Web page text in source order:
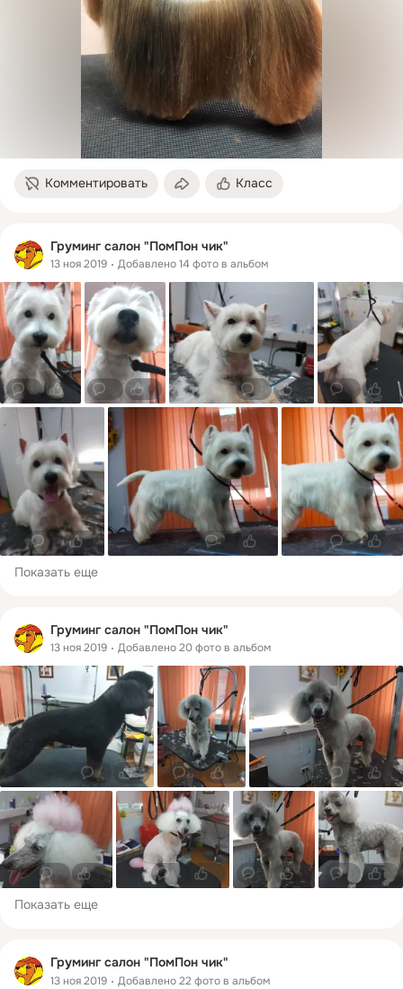
Комментировать Класс
Груминг салон "ПомПон чик"
13 ноя 2019 Добавлено 14 фото в альбом
0 1 0 0
0 0 0 0
Показать еще
Груминг салон "ПомПон чик"
13 ноя 2019 Добавлено 20 фото в альбом
0 0 0 0
0 0 0 0 0 0 0
Показать еще
Груминг салон "ПомПон чик"
13 ноя 2019 Добавлено 22 фото в альбом